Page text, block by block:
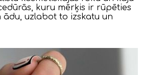
kuru mērķis ir rūpēties
uzlabot to izskatu un